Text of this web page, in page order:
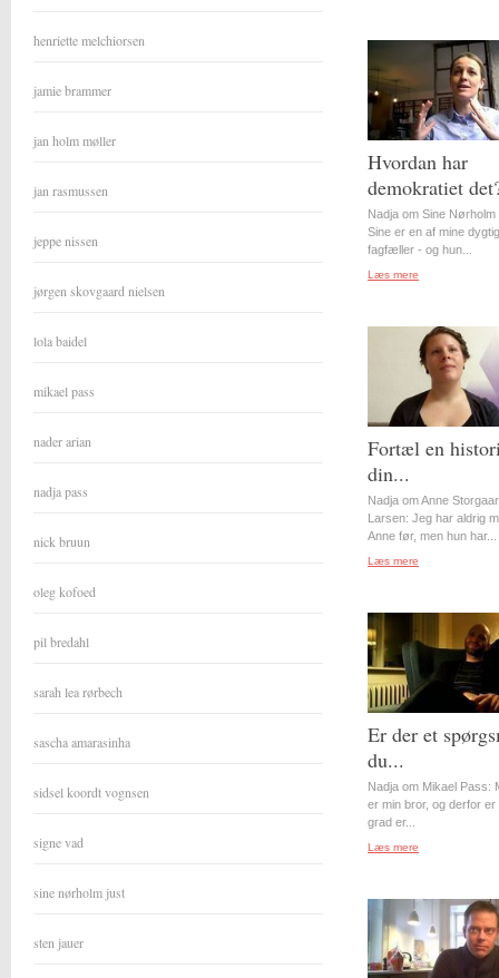
henriette melchiorsen
jamie brammer
jan holm møller
jan rasmussen
jeppe nissen
jørgen skovgaard nielsen
lola baidel
mikael pass
nader arian
nadja pass
nick bruun
oleg kofoed
pil bredahl
sarah lea rørbech
sascha amarasinha
sidsel koordt vognsen
signe vad
sine nørholm just
sten jauer
Hvordan har
demokratiet
Nadja om Sine
Sine er en af mine
fagfæller - og hun...
Læs mere
Fortæl en
din...
Nadja om Anne
Larsen: Jeg har aldrig
Anne før, men hun har...
Læs mere
Er der et
du...
Nadja om Mikael Pass:
er min bror, og derfor er
grad er...
Læs mere